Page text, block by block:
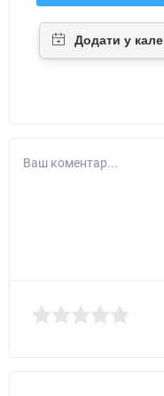
Ваш коментар...